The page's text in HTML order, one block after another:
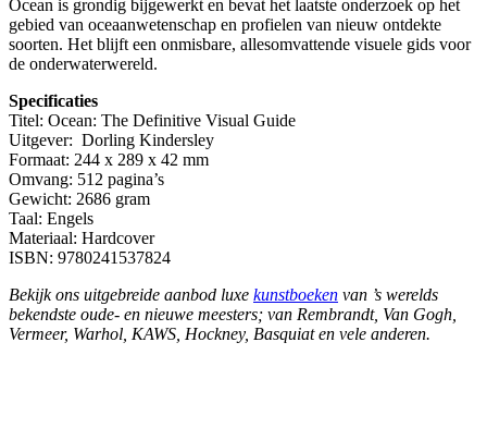
Ocean is grondig bijgewerkt en bevat het laatste onderzoek op het
gebied van oceaanwetenschap en profielen van nieuw ontdekte
soorten. Het blijft een onmisbare, allesomvattende visuele gids voor
de onderwaterwereld.
Specificaties
Titel: Ocean: The Definitive Visual Guide
Uitgever: Dorling Kindersley
Formaat: 244 x 289 x 42 mm
Omvang: 512 pagina’s
Gewicht: 2686 gram
Taal: Engels
Materiaal: Hardcover
ISBN: 9780241537824
Bekijk ons uitgebreide aanbod luxe kunstboeken van ’s werelds
bekendste oude- en nieuwe meesters; van Rembrandt, Van Gogh,
Vermeer, Warhol, KAWS, Hockney, Basquiat en vele anderen.